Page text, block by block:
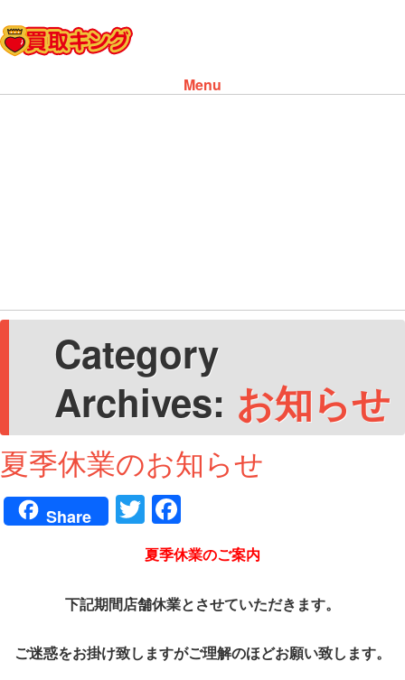
Menu
Category
Archives: お知らせ
夏季休業のお知らせ
Share T
wi
tte
r
ce
bo
ok
夏季休業のご案内
下記期間店舗休業とさせていただきます。
ご迷惑をお掛け致しますがご理解のほどお願い致します。